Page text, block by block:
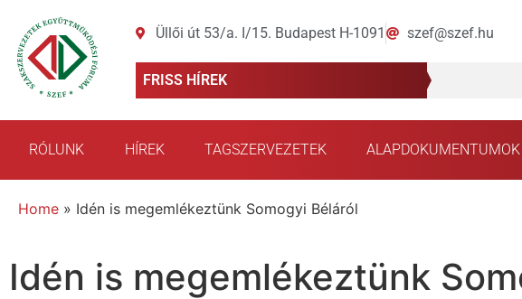
Üllői út 53/a. I/15. Budapest H-1091 szef@szef.hu
FRISS HÍREK
RÓLUNK HÍREK TAGSZERVEZETEK ALAPDOKUMENTUMOK
Home » Idén is megemlékeztünk Somogyi Béláról
Idén is megemlékeztünk